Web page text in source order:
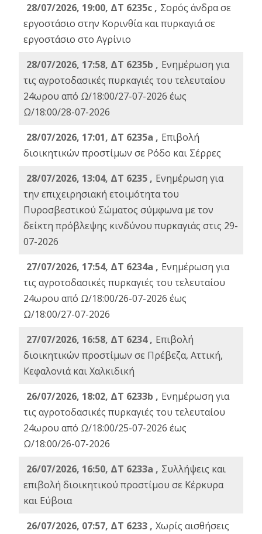
28/07/2026, 19:00, ΔΤ 6235c , Σορός άνδρα σε
εργοστάσιο στην Κορινθία και πυρκαγιά σε
εργοστάσιο στο Αγρίνιο
28/07/2026, 17:58, ΔΤ 6235b , Ενημέρωση για
τις αγροτοδασικές πυρκαγιές του τελευταίου
24ωρου από Ω/18:00/27-07-2026 έως
Ω/18:00/28-07-2026
28/07/2026, 17:01, ΔΤ 6235a , Eπιβολή
διοικητικών προστίμων σε Ρόδο και Σέρρες
28/07/2026, 13:04, ΔΤ 6235 , Ενημέρωση για
την επιχειρησιακή ετοιμότητα του
Πυροσβεστικού Σώματος σύμφωνα με τον
δείκτη πρόβλεψης κινδύνου πυρκαγιάς στις 29-
07-2026
27/07/2026, 17:54, ΔΤ 6234a , Ενημέρωση για
τις αγροτοδασικές πυρκαγιές του τελευταίου
24ωρου από Ω/18:00/26-07-2026 έως
Ω/18:00/27-07-2026
27/07/2026, 16:58, ΔΤ 6234 , Eπιβολή
διοικητικών προστίμων σε Πρέβεζα, Αττική,
Κεφαλονιά και Χαλκιδική
26/07/2026, 18:02, ΔΤ 6233b , Ενημέρωση για
τις αγροτοδασικές πυρκαγιές του τελευταίου
24ωρου από Ω/18:00/25-07-2026 έως
Ω/18:00/26-07-2026
26/07/2026, 16:50, ΔΤ 6233a , Συλλήψεις και
επιβολή διοικητικού προστίμου σε Κέρκυρα
και Εύβοια
26/07/2026, 07:57, ΔΤ 6233 , Χωρίς αισθήσεις